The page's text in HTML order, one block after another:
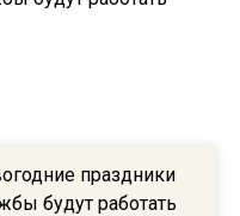
праздники
будут работать